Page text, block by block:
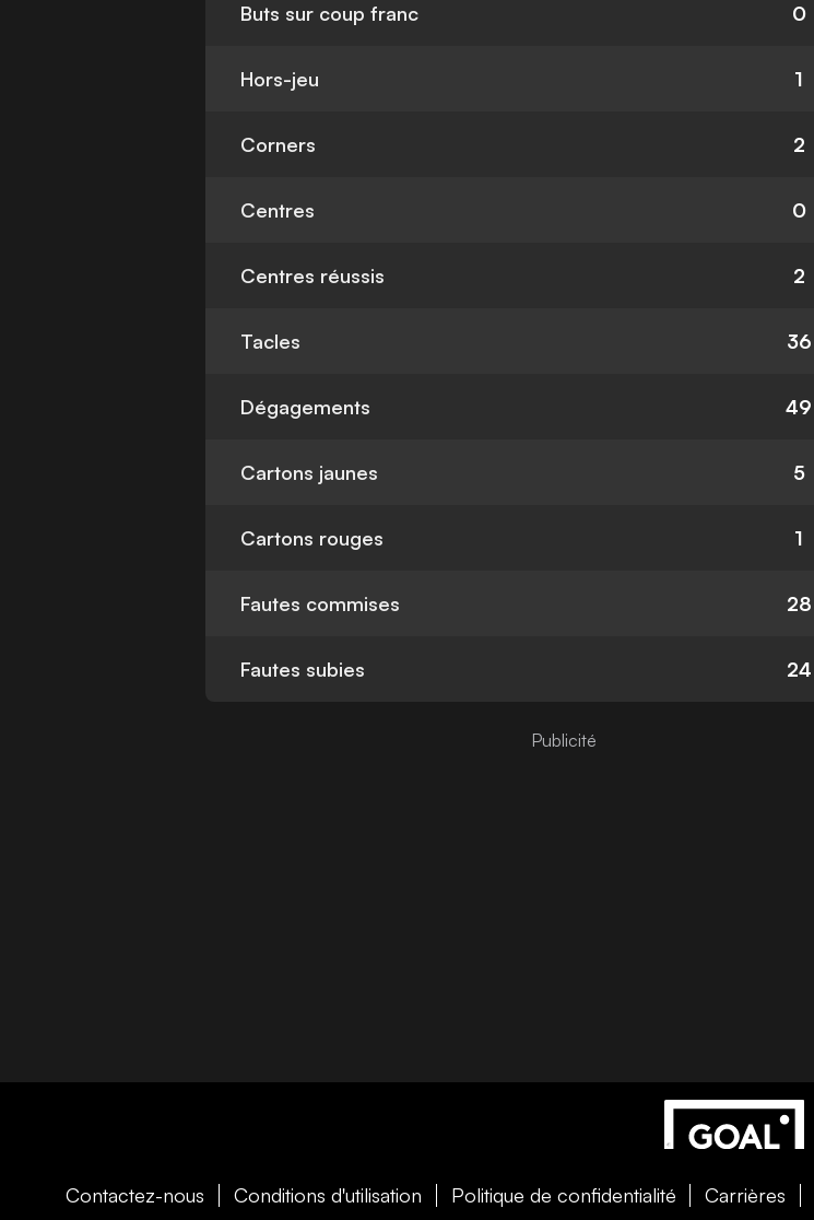
Buts sur coup franc 0
Hors-jeu 1
Corners 2
Centres 0
Centres réussis 2
Tacles 36
Dégagements 49
Cartons jaunes 5
Cartons rouges 1
Fautes commises 28
Fautes subies 24
Contactez-nous Conditions d'utilisation Politique de confidentialité Carrières